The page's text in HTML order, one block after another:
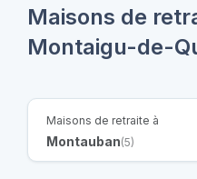
Maisons de
Montaigu-de-
Maisons de retraite à
Montauban(5)